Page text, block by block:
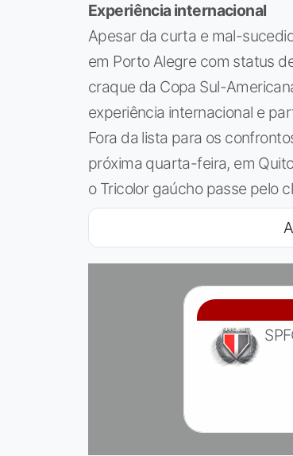
Experiência internacional
Apesar da curta e mal-
em Porto Alegre com status
craque da Copa Sul-
experiência internacional e
Fora da lista para os
próxima quarta-feira, em
o Tricolor gaúcho passe pelo